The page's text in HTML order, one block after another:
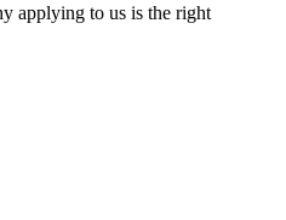
applying to us is the right